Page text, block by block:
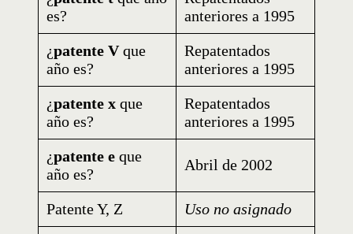
es?
anteriores a 1995
¿patente Vque
año es?
Repatentados
anteriores a 1995
¿patente x que
año es?
Repatentados
anteriores a 1995
¿patente e que
año es?
Abril de 2002
Patente Y, Z Uso no asignado